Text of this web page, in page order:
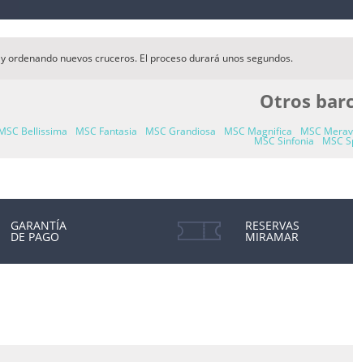
ordenando nuevos cruceros. El proceso durará unos segundos.
Otros
Bellissima MSC Fantasia MSC Grandiosa MSC Magnifica MSC
MSC Sinfonia MSC
GARANTÍA
DE PAGO
RESERVAS
MIRAMAR